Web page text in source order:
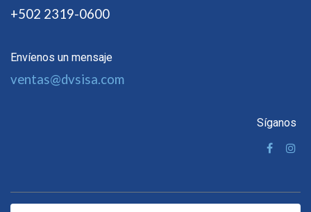
+502 2319-0600
Envíenos un mensaje
ventas@dvsisa.com
Síganos